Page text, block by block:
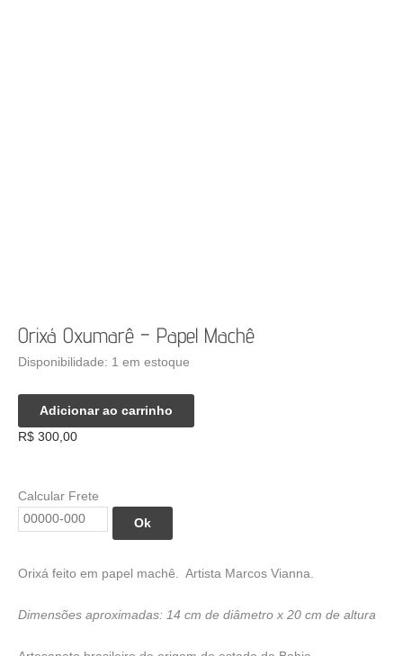
Orixá Oxumarê – Papel Machê
R$ 300,00
Orixá feito em papel machê. Artista Marcos Vianna.
Dimensões aproximadas: 14 cm de diâmetro x 20 cm de altura
Disponibilidade: 1 em estoque
Orixá
Oxumarê
-
quantidade
Adicionar ao carrinho
Calcular Frete
Ok